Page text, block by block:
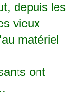
depuis les
vieux
matériel
ont